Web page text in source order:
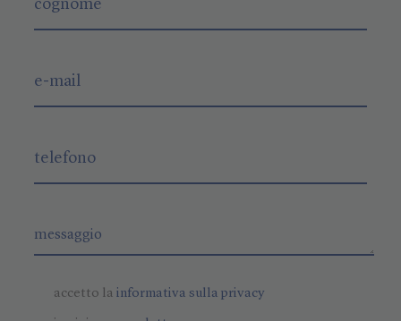
accetto lainformativa sulla privacy